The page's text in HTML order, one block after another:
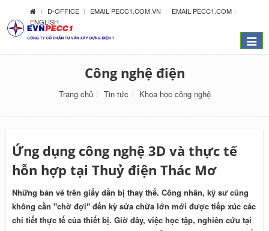
D-OFFICE EMAIL PECC1.COM.VN
EMAIL PECC1.COM
ENGLISH
Menu
Công nghệ điện
Trang chủ Tin tức Khoa học công nghệ
Ứng dụng công nghệ 3D và thực tế
hỗn hợp tại Thuỷ điện Thác Mơ
Những bản vẽ trên giấy dần bị thay thế. Công nhân, kỹ sư cũng
không cần "chờ đợi" đến kỳ sửa chữa lớn mới được tiếp xúc các
chi tiết thực tế của thiết bị. Giờ đây, việc học tập, nghiên cứu tại